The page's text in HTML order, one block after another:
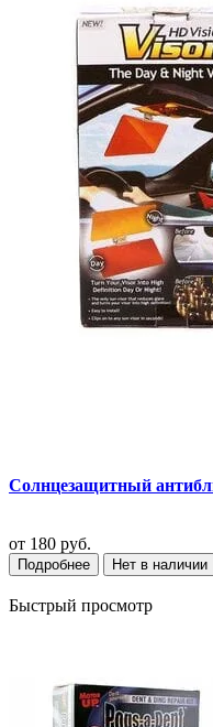
Солнцезащитный
от 180 руб.
Подробнее Нет в наличии
Быстрый просмотр